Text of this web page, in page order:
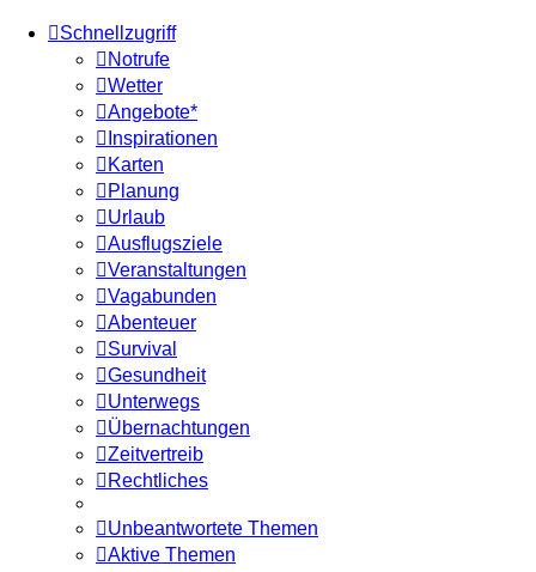
Schnellzugriff
Notrufe
Wetter
Angebote*
Inspirationen
Karten
Planung
Urlaub
Ausflugsziele
Veranstaltungen
Vagabunden
Abenteuer
Survival
Gesundheit
Unterwegs
Übernachtungen
Zeitvertreib
Rechtliches
Unbeantwortete Themen
Aktive Themen